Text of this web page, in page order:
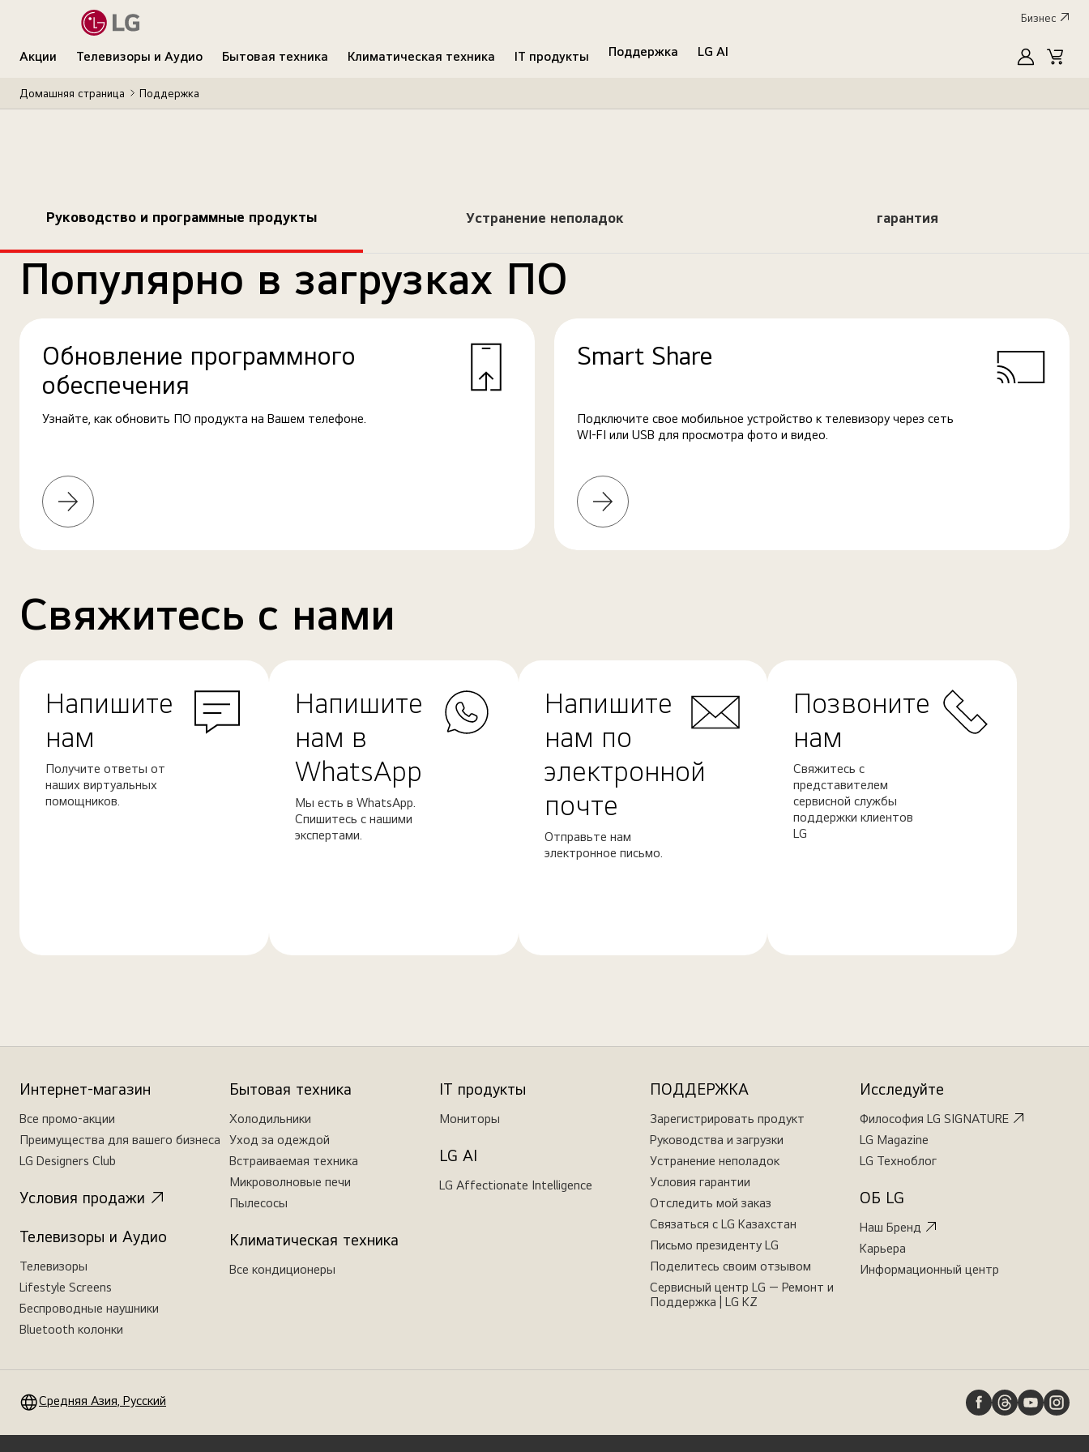
Бизнес
Акции Телевизоры и Аудио Бытовая техника Климатическая техника IT продукты Поддержка
LG AI
MyLGCart
Домашняя страница Поддержка
Руководство и программные продукты Устранение неполадок гарантия
Популярно в загрузках ПО
Обновление программного
обеспечения
Узнайте, как обновить ПО продукта на Вашем телефоне.
Узнать
больше
Smart Share
Подключите свое мобильное устройство к телевизору через сеть
WI-FI или USB для просмотра фото и видео.
Узнать
больше
Свяжитесь с нами
Напишите
нам
Получите ответы от
наших виртуальных
помощников.
Напишите
нам в
WhatsApp
Мы есть в WhatsApp.
Спишитесь с нашими
экспертами.
Напишите
нам по
электронной
почте
Отправьте нам
электронное письмо.
Позвоните
нам
Свяжитесь с
представителем
сервисной службы
поддержки клиентов
LG
Интернет-магазин
Все промо-акции
Преимущества для вашего бизнеса
LG Designers Club
Условия продажи
Телевизоры и Аудио
Телевизоры
Lifestyle Screens
Беспроводные наушники
Bluetooth колонки
Бытовая техника
Холодильники
Уход за одеждой
Встраиваемая техника
Микроволновые печи
Пылесосы
Климатическая техника
Все кондиционеры
IT продукты
Мониторы
LG AI
LG Affectionate Intelligence
ПОДДЕРЖКА
Зарегистрировать продукт
Руководства и загрузки
Устранение неполадок
Условия гарантии
Отследить мой заказ
Связаться с LG Казахстан
Письмо президенту LG
Поделитесь своим отзывом
Сервисный центр LG — Ремонт и
Поддержка | LG KZ
Исследуйте
Философия LG SIGNATURE
LG Magazine
LG Техноблог
ОБ LG
Наш Бренд
Карьера
Информационный центр
Средняя Азия, Русский